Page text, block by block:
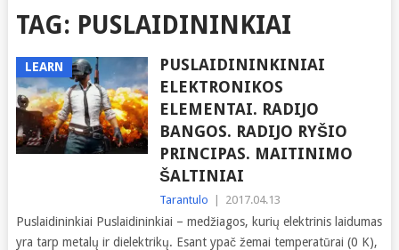
TAG: PUSLAIDININKIAI
LEARN
PUSLAIDININKINIAI
ELEKTRONIKOS
ELEMENTAI. RADIJO
BANGOS. RADIJO RYŠIO
PRINCIPAS. MAITINIMO
ŠALTINIAI
Tarantulo 2017.04.13
Puslaidininkiai Puslaidininkiai – medžiagos, kurių elektrinis laidumas
yra tarp metalų ir dielektrikų. Esant ypač žemai temperatūrai (0 K),